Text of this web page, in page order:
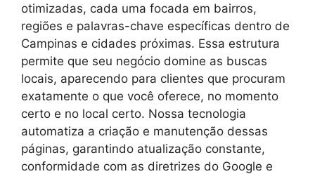
otimizadas, cada uma focada em bairros,
regiões e palavras-chave específicas dentro de
Campinas e cidades próximas. Essa estrutura
permite que seu negócio domine as buscas
locais, aparecendo para clientes que procuram
exatamente o que você oferece, no momento
certo e no local certo. Nossa tecnologia
automatiza a criação e manutenção dessas
páginas, garantindo atualização constante,
conformidade com as diretrizes do Google e